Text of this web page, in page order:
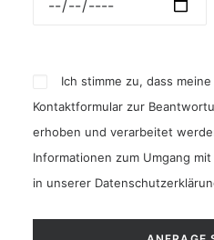
Ich stimme zu, dass
Kontaktformular zur
erhoben und verarbeitet
Informationen zum Umgang
in unserer